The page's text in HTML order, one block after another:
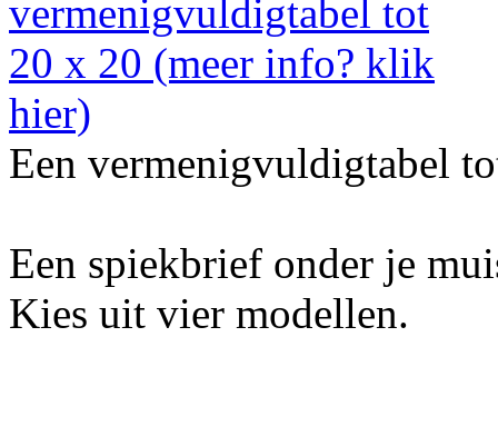
Een vermenigvuldigtabel
Een spiekbrief onder je
Kies uit vier modellen.